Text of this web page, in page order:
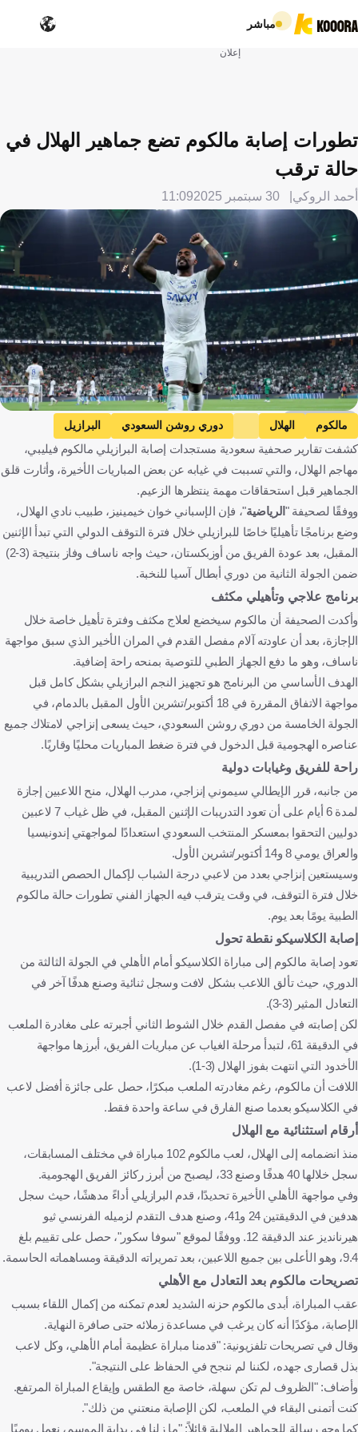
مباشر
إعلان
تطورات إصابة مالكوم تضع جماهير الهلال في
حالة ترقب
أحمد الروكي 30 سبتمبر 2025 11:09
Getty Images
مالكوم الهلال دوري روشن السعودي
البرازيل
المملكة العربية السعودية
كرة قدم
كشفت تقارير صحفية سعودية مستجدات إصابة البرازيلي مالكوم فيليبي،
مهاجم الهلال، والتي تسببت في غيابه عن بعض المباريات الأخيرة، وأثارت قلق
الجماهير قبل استحقاقات مهمة ينتظرها الزعيم.
ووفقًا لصحيفة "الرياضية"، فإن الإسباني خوان خيمينيز، طبيب نادي الهلال،
وضع برنامجًا تأهيليًا خاصًا للبرازيلي خلال فترة التوقف الدولي التي تبدأ الإثنين
المقبل، بعد عودة الفريق من أوزبكستان، حيث واجه ناساف وفاز بنتيجة (3-2)
ضمن الجولة الثانية من دوري أبطال آسيا للنخبة.
برنامج علاجي وتأهيلي مكثف
وأكدت الصحيفة أن مالكوم سيخضع لعلاج مكثف وفترة تأهيل خاصة خلال
الإجازة، بعد أن عاودته آلام مفصل القدم في المران الأخير الذي سبق مواجهة
ناساف، وهو ما دفع الجهاز الطبي للتوصية بمنحه راحة إضافية.
الهدف الأساسي من البرنامج هو تجهيز النجم البرازيلي بشكل كامل قبل
مواجهة الاتفاق المقررة في 18 أكتوبر/تشرين الأول المقبل بالدمام، في
الجولة الخامسة من دوري روشن السعودي، حيث يسعى إنزاجي لامتلاك جميع
عناصره الهجومية قبل الدخول في فترة ضغط المباريات محليًا وقاريًا.
راحة للفريق وغيابات دولية
من جانبه، قرر الإيطالي سيموني إنزاجي، مدرب الهلال، منح اللاعبين إجازة
لمدة 6 أيام على أن تعود التدريبات الإثنين المقبل، في ظل غياب 7 لاعبين
دوليين التحقوا بمعسكر المنتخب السعودي استعدادًا لمواجهتي إندونيسيا
والعراق يومي 8 و14 أكتوبر/تشرين الأول.
وسيستعين إنزاجي بعدد من لاعبي درجة الشباب لإكمال الحصص التدريبية
خلال فترة التوقف، في وقت يترقب فيه الجهاز الفني تطورات حالة مالكوم
الطبية يومًا بعد يوم.
إصابة الكلاسيكو نقطة تحول
تعود إصابة مالكوم إلى مباراة الكلاسيكو أمام الأهلي في الجولة الثالثة من
الدوري، حيث تألق اللاعب بشكل لافت وسجل ثنائية وصنع هدفًا آخر في
التعادل المثير (3-3).
لكن إصابته في مفصل القدم خلال الشوط الثاني أجبرته على مغادرة الملعب
في الدقيقة 61، لتبدأ مرحلة الغياب عن مباريات الفريق، أبرزها مواجهة
الأخدود التي انتهت بفوز الهلال (3-1).
اللافت أن مالكوم، رغم مغادرته الملعب مبكرًا، حصل على جائزة أفضل لاعب
في الكلاسيكو بعدما صنع الفارق في ساعة واحدة فقط.
أرقام استثنائية مع الهلال
منذ انضمامه إلى الهلال، لعب مالكوم 102 مباراة في مختلف المسابقات،
سجل خلالها 40 هدفًا وصنع 33، ليصبح من أبرز ركائز الفريق الهجومية.
وفي مواجهة الأهلي الأخيرة تحديدًا، قدم البرازيلي أداءً مدهشًا، حيث سجل
هدفين في الدقيقتين 24 و41، وصنع هدف التقدم لزميله الفرنسي ثيو
هيرنانديز عند الدقيقة 12. ووفقًا لموقع "سوفا سكور"، حصل على تقييم بلغ
9.4، وهو الأعلى بين جميع اللاعبين، بعد تمريراته الدقيقة ومساهماته الحاسمة.
تصريحات مالكوم بعد التعادل مع الأهلي
عقب المباراة، أبدى مالكوم حزنه الشديد لعدم تمكنه من إكمال اللقاء بسبب
الإصابة، مؤكدًا أنه كان يرغب في مساعدة زملائه حتى صافرة النهاية.
وقال في تصريحات تلفزيونية: "قدمنا مباراة عظيمة أمام الأهلي، وكل لاعب
بذل قصارى جهده، لكننا لم ننجح في الحفاظ على النتيجة".
وأضاف: "الظروف لم تكن سهلة، خاصة مع الطقس وإيقاع المباراة المرتفع.
كنت أتمنى البقاء في الملعب، لكن الإصابة منعتني من ذلك".
كما وجه رسالة للجماهير الهلالية قائلاً: "ما زلنا في بداية الموسم، نعمل يوميًا